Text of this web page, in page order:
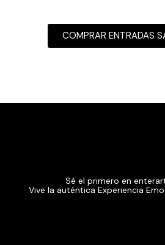
COMPRAR ENTRADAS
Sé el primero en
Vive la auténtica Experiencia